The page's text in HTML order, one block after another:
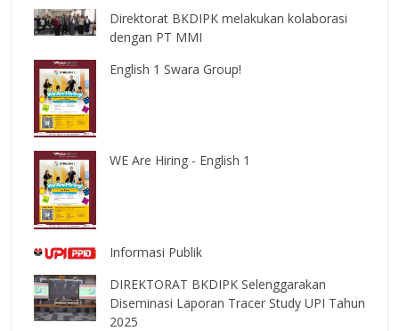
Direktorat BKDIPK melakukan kolaborasi
dengan PT MMI
English 1 Swara Group!
WE Are Hiring - English 1
Informasi Publik
DIREKTORAT BKDIPK Selenggarakan
Diseminasi Laporan Tracer Study UPI Tahun
2025